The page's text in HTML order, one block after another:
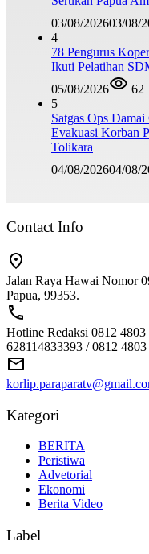
03/08/202603/08/
4
78 Pengurus
Ikuti Pelatihan
05/08/2026
62
5
Satgas Ops
Evakuasi Korban
Tolikara
04/08/202604/08/
Contact Info
Jalan Raya Hawai Nomor
Papua, 99353.
Hotline Redaksi 0812
628114833393 / 0812
Kategori
BERITA
Peristiwa
Advetorial
Ekonomi
Berita Video
Label